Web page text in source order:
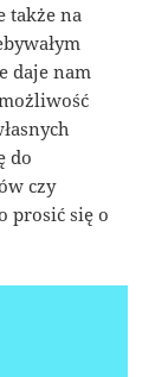
także na
daje nam
do
czy
prosić się o